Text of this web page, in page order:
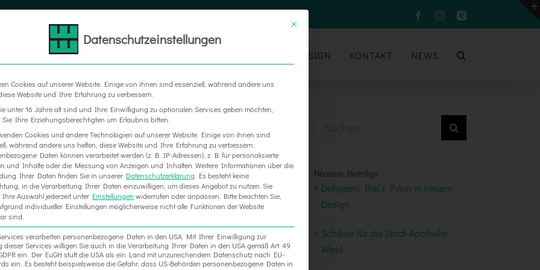
FacebookInstagram
Xing
MESSEBAU DESIGN KONTAKT NEWS
Neueste Beiträge
Delligsen: Biel’s Pylon in neuem
Design
Schilder für die Stadt-Apotheke
Alfeld
Datenschutzeinstellungen
Cookies auf unserer Website. Einige von ihnen sind essenziell, während andere uns
Website und Ihre Erfahrung zu verbessern.
unter 16 Jahre alt sind und Ihre Einwilligung zu optionalen Services geben möchten,
Sie Ihre Erziehungsberechtigten um Erlaubnis bitten.
Cookies und andere Technologien auf unserer Website. Einige von ihnen sind
während andere uns helfen, diese Website und Ihre Erfahrung zu verbessern.
Daten können verarbeitet werden (z. B. IP-Adressen), z. B. für personalisierte
und Inhalte oder die Messung von Anzeigen und Inhalten. Weitere Informationen über die
Ihrer Daten finden Sie in unserer Datenschutzerklärung Es besteht keine
in die Verarbeitung Ihrer Daten einzuwilligen, um dieses Angebot zu nutzen. Sie
Auswahl jederzeit unter Einstellungen widerrufen oder anpassen. Bitte beachten Sie,
individueller Einstellungen möglicherweise nicht alle Funktionen der Website
sind.
verarbeiten personenbezogene Daten in den USA. Mit Ihrer Einwilligung zur
dieser Services willigen Sie auch in die Verarbeitung Ihrer Daten in den USA gemäß Art. 49
ein. Der EuGH stuft die USA als ein Land mit unzureichendem Datenschutz nach EU-
ein. Es besteht beispielsweise die Gefahr, dass US-Behörden personenbezogene Daten in